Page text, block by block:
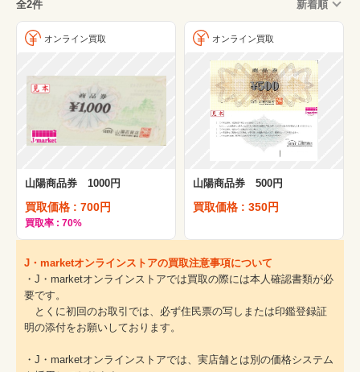
全2件 新着順
オンライン買取
山陽商品券 1000円
買取価格 : 700円
買取率 : 70%
オンライン買取
山陽商品券 500円
買取価格 : 350円
J・marketオンラインストアの買取注意事項について
・J・marketオンラインストアでは買取の際には本人確認書類が必
要です。
とくに初回のお取引では、必ず住民票の写しまたは印鑑登録証
明の添付をお願いしております。
・J・marketオンラインストアでは、実店舗とは別の価格システム